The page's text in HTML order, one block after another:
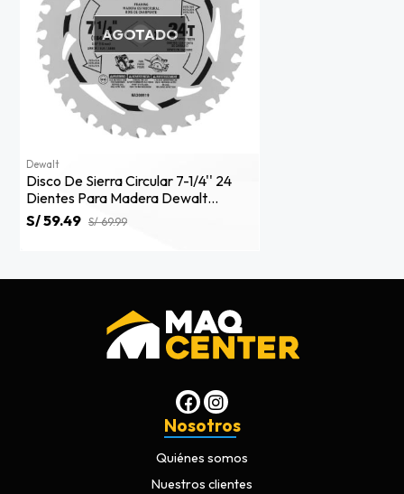
AGOTADO
Dewalt
Disco De Sierra Circular 7-1/4'' 24
Dientes Para Madera Dewalt
Dwa271424
S/ 59.49 S/ 69.99
Nosotros
Quiénes somos
Nuestros clientes